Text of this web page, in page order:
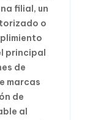
filial, un
o
principal
de
marcas
de
al